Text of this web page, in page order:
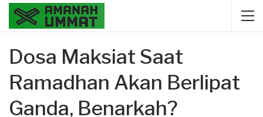
Dosa Maksiat Saat
Ramadhan Akan Berlipat
Ganda, Benarkah?